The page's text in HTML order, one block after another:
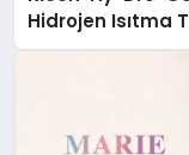
Hidrojen Isıtma
Düzenleyici